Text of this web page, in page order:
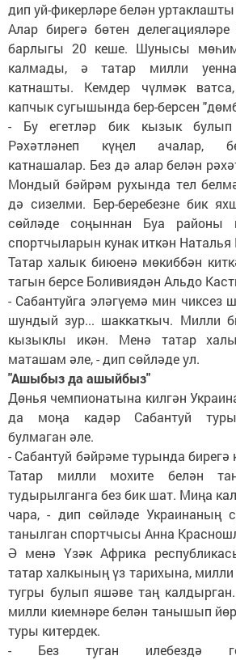
дип уй-фикерләре белән
Алар бирегә бөтен
барлыгы 20 кеше. Шунысы
калмады, ә татар милли
катнашты. Кемдер чүлмәк
капчык сугышында бер-берсен
- Бу егетләр бик кызык
Рәхәтләнеп күңел ачалар,
катнашалар. Без дә алар белән
Мондый бәйрәм рухында тел
дә сизелми. Бер-беребезне бик
сөйләде соңыннан Буа районы
спортчыларын кунак иткән
Татар халык биюенә мөкиббән
тагын берсе Боливиядән Альдо
- Сабантуйга эләгүемә мин чиксез
шундый зур... шаккаткыч. Милли
кызыклы икән. Менә татар
маташам әле, - дип сөйләде ул.
"Ашыбыз да ашыйбыз"
Дөнья чемпионатына килгән
да моңа кадәр Сабантуй
булмаган әле.
- Сабантуй бәйрәме турында бирегә
Татар милли мохите белән
тудырылганга без бик шат. Миңа
чара, - дип сөйләде Украинаның
танылган спортчысы Анна
Ә менә Үзәк Африка
татар халкының үз тарихына, милли
тугры булып яшәве таң
милли киемнәре белән танышып
туры китердек.
- Без туган илебездә